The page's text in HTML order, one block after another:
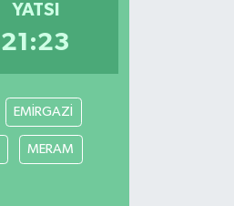
YATSI
21:23
EMİRGAZİ
MERAM